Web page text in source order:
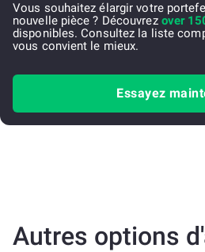
Vous souhaitez élargir votre
nouvelle pièce ? Découvrez over
disponibles. Consultez la liste
vous convient le mieux.
Essayez
Autres options